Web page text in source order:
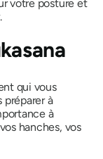
votre posture et
qui vous
préparer à
à
hanches, vos